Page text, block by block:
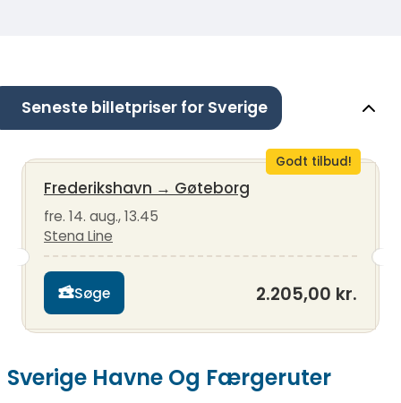
Seneste billetpriser for Sverige
Godt tilbud!
Frederikshavn → Gøteborg
fre. 14. aug., 13.45
Stena Line
Søge 2.205,00 kr.
Sverige Havne Og Færgeruter